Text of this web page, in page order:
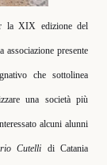
la XIX edizione del
associazione presente
che sottolinea
una società più
alcuni alunni
Cutelli di Catania